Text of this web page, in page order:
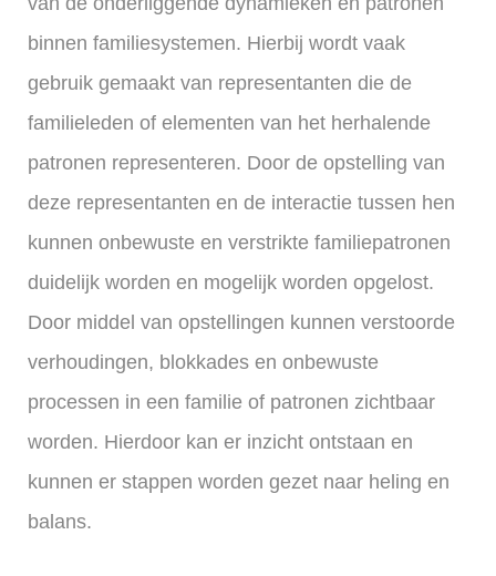
binnen familiesystemen. Hierbij wordt vaak
gebruik gemaakt van representanten die de
familieleden of elementen van het herhalende
patronen representeren. Door de opstelling van
deze representanten en de interactie tussen hen
kunnen onbewuste en verstrikte familiepatronen
duidelijk worden en mogelijk worden opgelost.
Door middel van opstellingen kunnen verstoorde
verhoudingen, blokkades en onbewuste
processen in een familie of patronen zichtbaar
worden. Hierdoor kan er inzicht ontstaan en
kunnen er stappen worden gezet naar heling en
balans.